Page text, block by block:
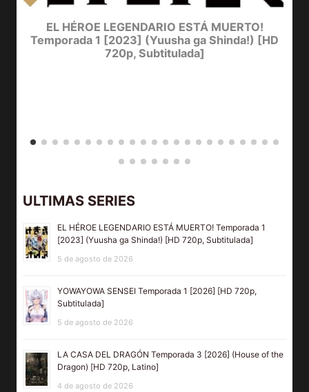
EL HÉROE LEGENDARIO ESTÁ MUERTO!
Temporada 1 [2023] (Yuusha ga Shinda!) [HD
720p, Subtitulada]
ULTIMAS SERIES
EL HÉROE LEGENDARIO ESTÁ MUERTO! Temporada 1
[2023] (Yuusha ga Shinda!) [HD 720p, Subtitulada]
5 de agosto de 2026
YOWAYOWA SENSEI Temporada 1 [2026] [HD 720p,
Subtitulada]
5 de agosto de 2026
LA CASA DEL DRAGÓN Temporada 3 [2026] (House of the
Dragon) [HD 720p, Latino]
4 de agosto de 2026